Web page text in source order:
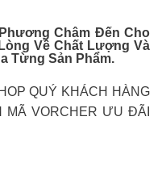
Châm Đến Cho
Về Chất Lượng Và
Từng Sản Phẩm.
QUÝ KHÁCH HÀNG
MÃ VORCHER ƯU ĐÃI